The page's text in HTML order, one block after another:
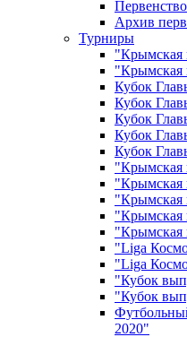
Архив
Турниры
"Крымская
"Крымская
Кубок
Кубок
Кубок
Кубок
Кубок
"Крымская
"Крымская
"Крымская
"Крымская
"Крымская
"Liga
"Liga
"Кубок
"Кубок
2020"